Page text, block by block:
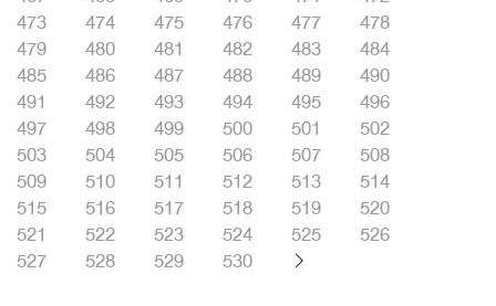
473
474 475 476 477
478
479
480 481 482 483
484
485
486 487 488 489
490
491
492 493 494 495
496
497
498 499 500 501
502
503
504 505 506 507
508
509
510 511 512 513
514
515
516 517 518 519
520
521
522 523 524 525
526
527
528 529 530